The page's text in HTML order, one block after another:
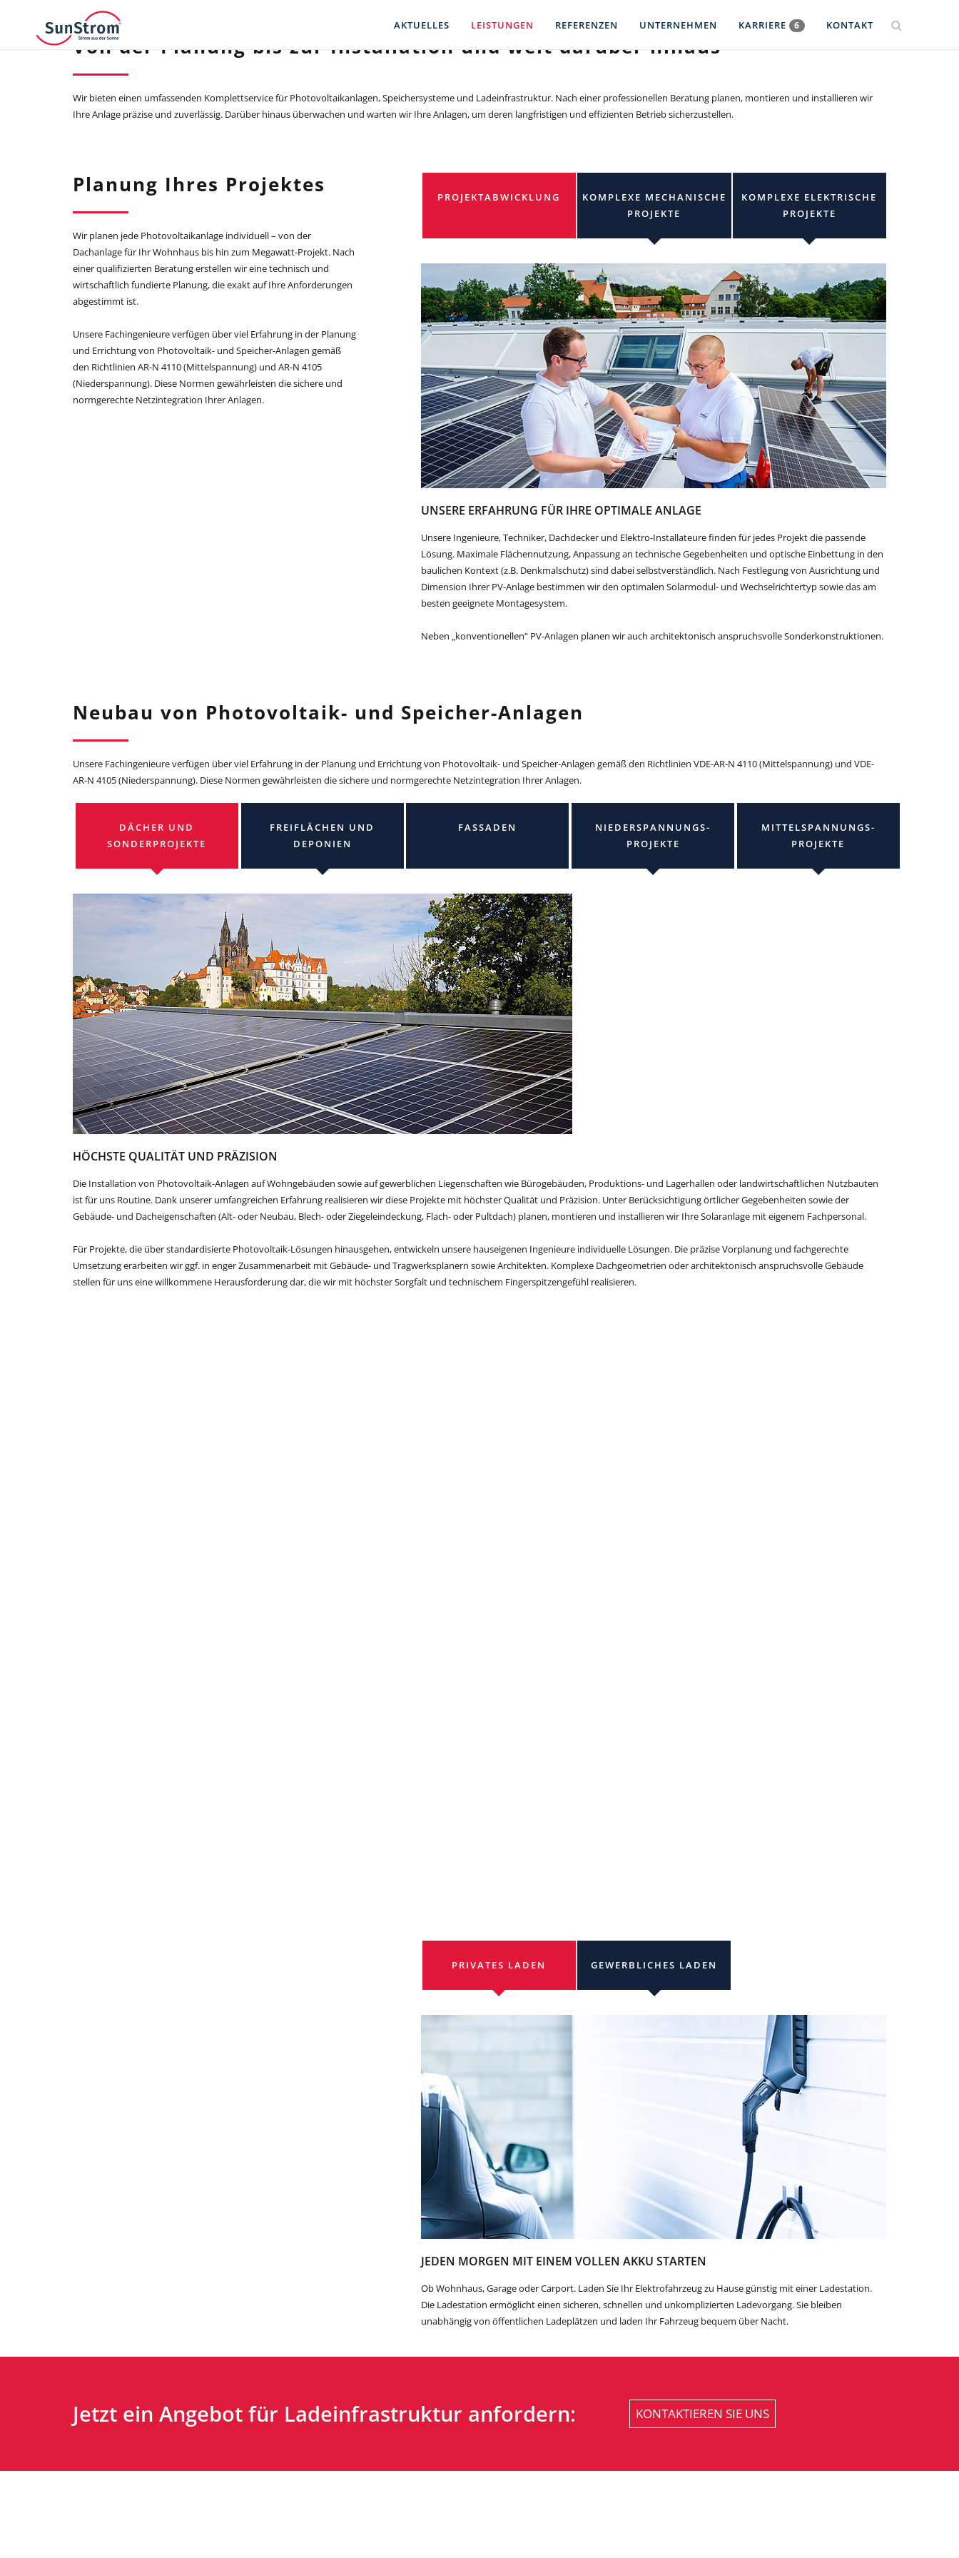
AKTUELLES LEISTUNGEN REFERENZEN UNTERNEHMEN KARRIERE 6 KONTAKT
Von der Planung bis zur Installation und weit darüber hinaus
Wir bieten einen umfassenden Komplettservice für Photovoltaikanlagen, Speichersysteme und Ladeinfrastruktur. Nach einer professionellen Beratung planen, montieren und installieren wir
Ihre Anlage präzise und zuverlässig. Darüber hinaus überwachen und warten wir Ihre Anlagen, um deren langfristigen und effizienten Betrieb sicherzustellen.
Planung Ihres Projektes
Wir planen jede Photovoltaikanlage individuell – von der
Dachanlage für Ihr Wohnhaus bis hin zum Megawatt-Projekt. Nach
einer qualifizierten Beratung erstellen wir eine technisch und
wirtschaftlich fundierte Planung, die exakt auf Ihre Anforderungen
abgestimmt ist.
Unsere Fachingenieure verfügen über viel Erfahrung in der Planung
und Errichtung von Photovoltaik- und Speicher-Anlagen gemäß
den Richtlinien AR-N 4110 (Mittelspannung) und AR-N 4105
(Niederspannung). Diese Normen gewährleisten die sichere und
normgerechte Netzintegration Ihrer Anlagen.
PROJEKTABWICKLUNG
KOMPLEXE MECHANISCHE
PROJEKTE
KOMPLEXE ELEKTRISCHE
PROJEKTE
UNSERE ERFAHRUNG FÜR IHRE OPTIMALE ANLAGE
Unsere Ingenieure, Techniker, Dachdecker und Elektro-Installateure finden für jedes Projekt die passende
Lösung. Maximale Flächennutzung, Anpassung an technische Gegebenheiten und optische Einbettung in den
baulichen Kontext (z.B. Denkmalschutz) sind dabei selbstverständlich. Nach Festlegung von Ausrichtung und
Dimension Ihrer PV-Anlage bestimmen wir den optimalen Solarmodul- und Wechselrichtertyp sowie das am
besten geeignete Montagesystem.
Neben „konventionellen“ PV-Anlagen planen wir auch architektonisch anspruchsvolle Sonderkonstruktionen.
Neubau von Photovoltaik- und Speicher-Anlagen
Unsere Fachingenieure verfügen über viel Erfahrung in der Planung und Errichtung von Photovoltaik- und Speicher-Anlagen gemäß den Richtlinien VDE-AR-N 4110 (Mittelspannung) und VDE-
AR-N 4105 (Niederspannung). Diese Normen gewährleisten die sichere und normgerechte Netzintegration Ihrer Anlagen.
DÄCHER UND
SONDERPROJEKTE
FREIFLÄCHEN UND
DEPONIEN
FASSADEN
NIEDERSPANNUNGS-
PROJEKTE
MITTELSPANNUNGS-
PROJEKTE
HÖCHSTE QUALITÄT UND PRÄZISION
Die Installation von Photovoltaik-Anlagen auf Wohngebäuden sowie auf gewerblichen Liegenschaften wie Bürogebäuden, Produktions- und Lagerhallen oder landwirtschaftlichen Nutzbauten
ist für uns Routine. Dank unserer umfangreichen Erfahrung realisieren wir diese Projekte mit höchster Qualität und Präzision. Unter Berücksichtigung örtlicher Gegebenheiten sowie der
Gebäude- und Dacheigenschaften (Alt- oder Neubau, Blech- oder Ziegeleindeckung, Flach- oder Pultdach) planen, montieren und installieren wir Ihre Solaranlage mit eigenem Fachpersonal.
Für Projekte, die über standardisierte Photovoltaik-Lösungen hinausgehen, entwickeln unsere hauseigenen Ingenieure individuelle Lösungen. Die präzise Vorplanung und fachgerechte
Umsetzung erarbeiten wir ggf. in enger Zusammenarbeit mit Gebäude- und Tragwerksplanern sowie Architekten. Komplexe Dachgeometrien oder architektonisch anspruchsvolle Gebäude
stellen für uns eine willkommene Herausforderung dar, die wir mit höchster Sorgfalt und technischem Fingerspitzengefühl realisieren.
PRIVATES LADEN GEWERBLICHES LADEN
JEDEN MORGEN MIT EINEM VOLLEN AKKU STARTEN
Ob Wohnhaus, Garage oder Carport. Laden Sie Ihr Elektrofahrzeug zu Hause günstig mit einer Ladestation.
Die Ladestation ermöglicht einen sicheren, schnellen und unkomplizierten Ladevorgang. Sie bleiben
unabhängig von öffentlichen Ladeplätzen und laden Ihr Fahrzeug bequem über Nacht.
Jetzt ein Angebot für Ladeinfrastruktur anfordern: KONTAKTIEREN SIE UNS